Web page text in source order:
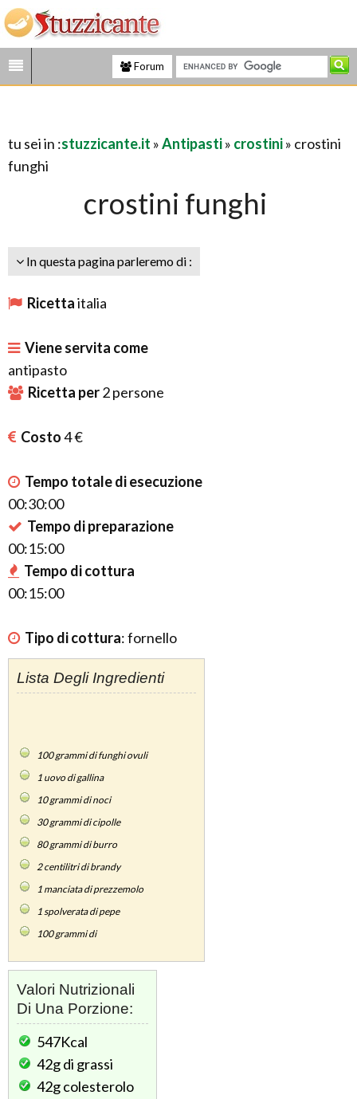
Forum
tu sei in :stuzzicante.it »Antipasti» crostini» crostini
funghi
crostini funghi
In questa pagina parleremo di :
Ricettaitalia
Viene servita come
antipasto
Ricetta per2persone
Costo4 €
Tempo totale di esecuzione
00:30:00
Tempo di preparazione
00:15:00
Tempo di cottura
00:15:00
Tipo di cottura:fornello
Lista Degli Ingredienti
100grammi di funghi ovuli
1 uovo di gallina
10grammi di noci
30grammi di cipolle
80grammi di burro
2centilitri di brandy
1 manciata di prezzemolo
1spolverata di pepe
100grammi di
Valori Nutrizionali
Di Una Porzione:
547Kcal
42gdi grassi
42gcolesterolo